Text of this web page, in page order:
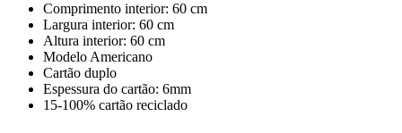
Comprimento interior: 60 cm
Largura interior: 60 cm
Altura interior: 60 cm
Modelo Americano
Cartão duplo
Espessura do cartão: 6mm
15-100% cartão reciclado